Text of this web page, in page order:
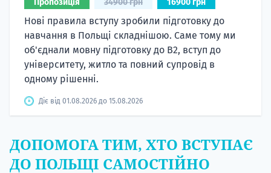
Пропозиція 34900 грн 16900 грн
Нові правила вступу зробили підготовку до
навчання в Польщі складнішою. Саме тому ми
об'єднали мовну підготовку до В2, вступ до
університету, житло та повний супровід в
одному рішенні.
Діє від 01.08.2026 до 15.08.2026
ДОПОМОГА ТИМ, ХТО ВСТУПАЄ
ДО ПОЛЬЩІ САМОСТІЙНО